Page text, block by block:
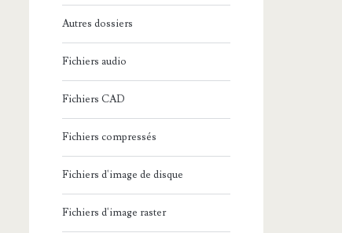
Autres dossiers
Fichiers audio
Fichiers CAD
Fichiers compressés
Fichiers d'image de disque
Fichiers d'image raster